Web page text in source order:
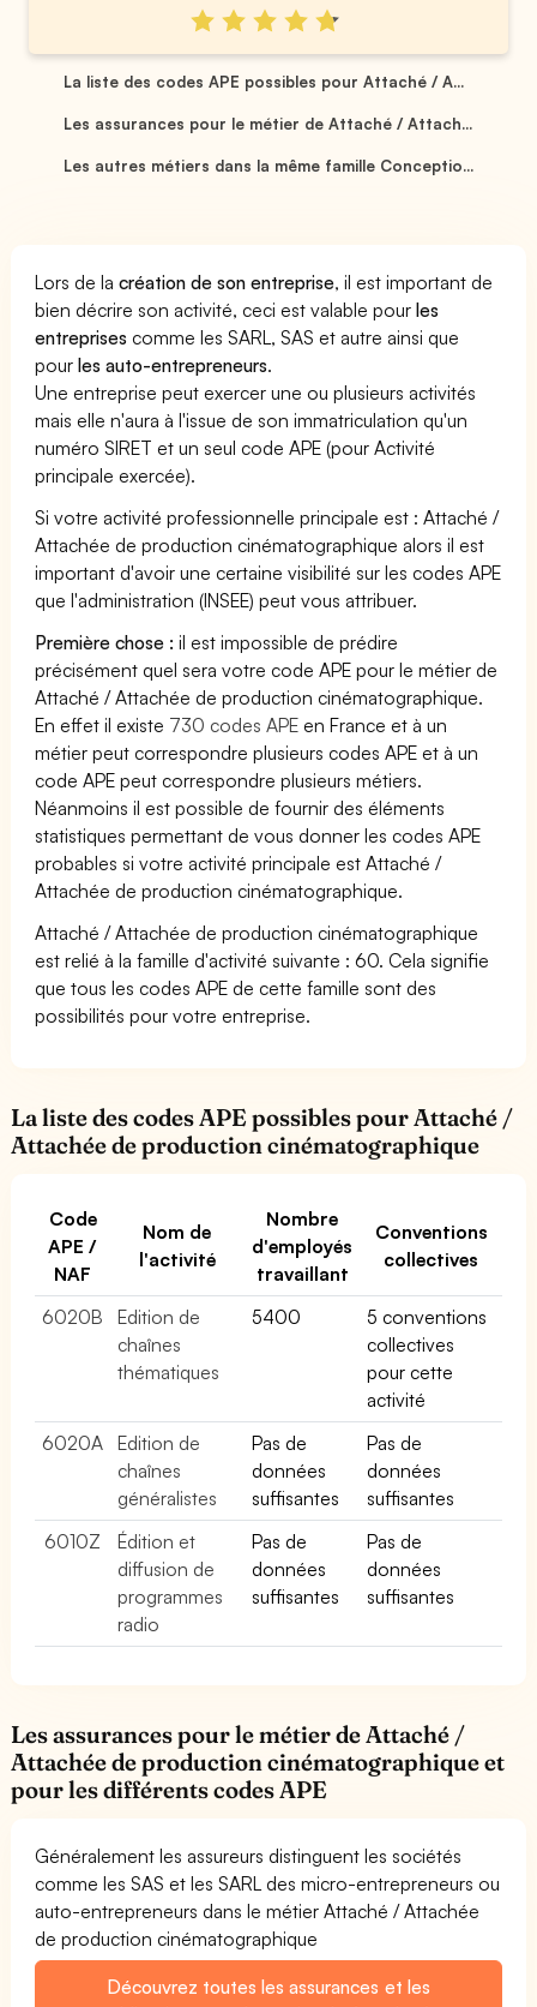
La liste des codes APE possibles pour Attaché / A...
Les assurances pour le métier de Attaché / Attach...
Les autres métiers dans la même famille Conceptio...
Lors de lacréation de son entreprise, il est important de
bien décrire son activité, ceci est valable pourles
entreprises comme les SARL, SAS et autre ainsi que
pourles auto-entrepreneurs.
Une entreprise peut exercer une ou plusieurs activités
mais elle n'aura à l'issue de son immatriculation qu'un
numéro SIRET et un seul code APE (pour Activité
principale exercée).
Si votre activité professionnelle principale est : Attaché /
Attachée de production cinématographique alors il est
important d'avoir une certaine visibilité sur les codes APE
que l'administration (INSEE) peut vous attribuer.
Première chose : il est impossible de prédire
précisément quel sera votre code APE pour le métier de
Attaché / Attachée de production cinématographique.
En effet il existe 730 codes APE en France et à un
métier peut correspondre plusieurs codes APE et à un
code APE peut correspondre plusieurs métiers.
Néanmoins il est possible de fournir des éléments
statistiques permettant de vous donner les codes APE
probables si votre activité principale est Attaché /
Attachée de production cinématographique.
Attaché / Attachée de production cinématographique
est relié à la famille d'activité suivante : 60. Cela signifie
que tous les codes APE de cette famille sont des
possibilités pour votre entreprise.
La liste des codes APE possibles pour Attaché /
Attachée de production cinématographique
Code
APE /
NAF
Nom de
l'activité
Nombre
d'employés
travaillant
Conventions
collectives
6020B
Edition de
chaînes
thématiques
5400
5 conventions
collectives
pour cette
activité
6020A Edition de
chaînes
généralistes
Pas de
données
suffisantes
Pas de
données
suffisantes
6010Z
Édition et
diffusion de
programmes
radio
Pas de
données
suffisantes
Pas de
données
suffisantes
Les assurances pour le métier de Attaché /
Attachée de production cinématographique et
pour les différents codes APE
Généralement les assureurs distinguent les sociétés
comme les SAS et les SARL des micro-entrepreneurs ou
auto-entrepreneurs dans le métier Attaché / Attachée
de production cinématographique
Découvrez toutes les assurances et les